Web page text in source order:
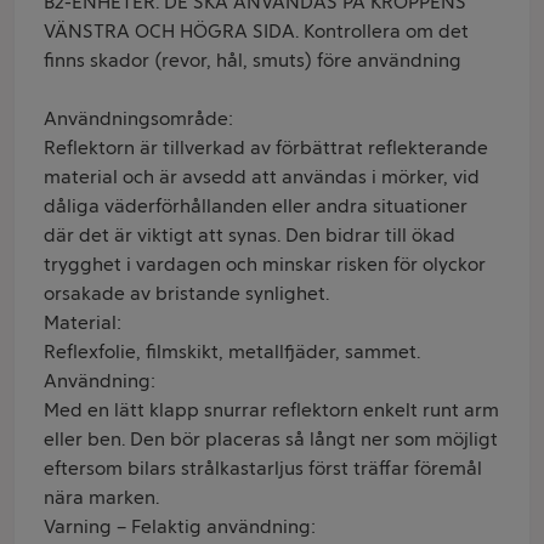
VÄNSTRA OCH HÖGRA SIDA. Kontrollera om det
finns skador (revor, hål, smuts) före användning
Användningsområde:
Reflektorn är tillverkad av förbättrat reflekterande
material och är avsedd att användas i mörker, vid
dåliga väderförhållanden eller andra situationer
där det är viktigt att synas. Den bidrar till ökad
trygghet i vardagen och minskar risken för olyckor
orsakade av bristande synlighet.
Material:
Reflexfolie, filmskikt, metallfjäder, sammet.
Användning:
Med en lätt klapp snurrar reflektorn enkelt runt arm
eller ben. Den bör placeras så långt ner som möjligt
eftersom bilars strålkastarljus först träffar föremål
nära marken.
Varning – Felaktig användning: